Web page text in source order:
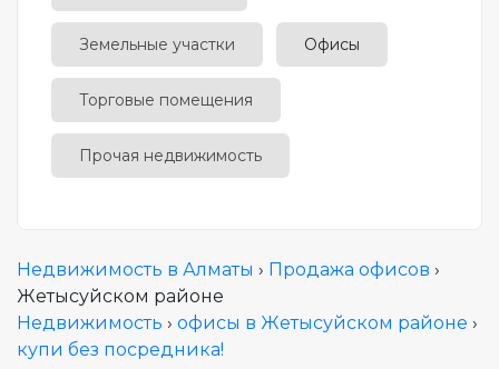
Земельные участки Офисы
Торговые помещения
Прочая недвижимость
Недвижимость в Алматы › Продажа офисов ›
Жетысуйском районе
Недвижимость › офисы в Жетысуйском районе ›
купи без посредника!